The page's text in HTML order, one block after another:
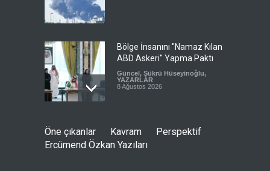
Bölge İnsanını "Namaz Kılan
ABD Askeri" Yapma Paktı
Güncel , Şükrü Hüseyinoğlu,
YAZARLAR
8 Ağustos 2026
Avrupa Birliği toparlanmaya
çalışıyor
Öne çıkanlar Kavram
Perspektif
Ercümend Özkan Yazıları